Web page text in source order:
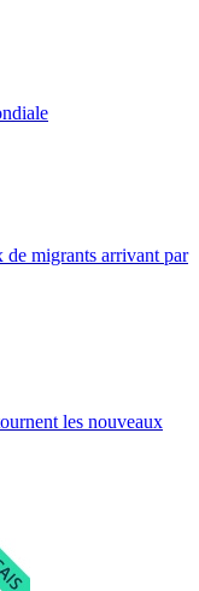
de migrants arrivant par
les nouveaux